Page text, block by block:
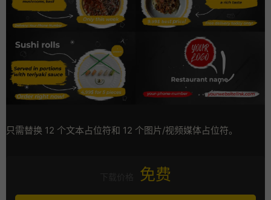
只需替换 12 个文本占位符和 12 个图片/视频媒体占位符。
免费